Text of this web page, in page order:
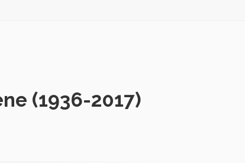
(1936-2017)